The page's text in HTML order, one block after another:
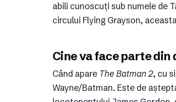
abili cunoscuți sub numele de
circului Flying Grayson,
Cine va face parte
Când apare The Batman 2, cu
Wayne/Batman. Este de